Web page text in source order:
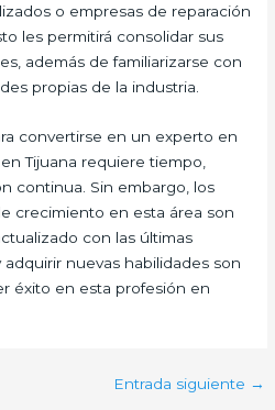
o empresas de reparación
les permitirá consolidar sus
además de familiarizarse con
propias de la industria.
convertirse en un experto en
Tijuana requiere tiempo,
continua. Sin embargo, los
crecimiento en esta área son
con las últimas
nuevas habilidades son
éxito en esta profesión en
Entrada siguiente →